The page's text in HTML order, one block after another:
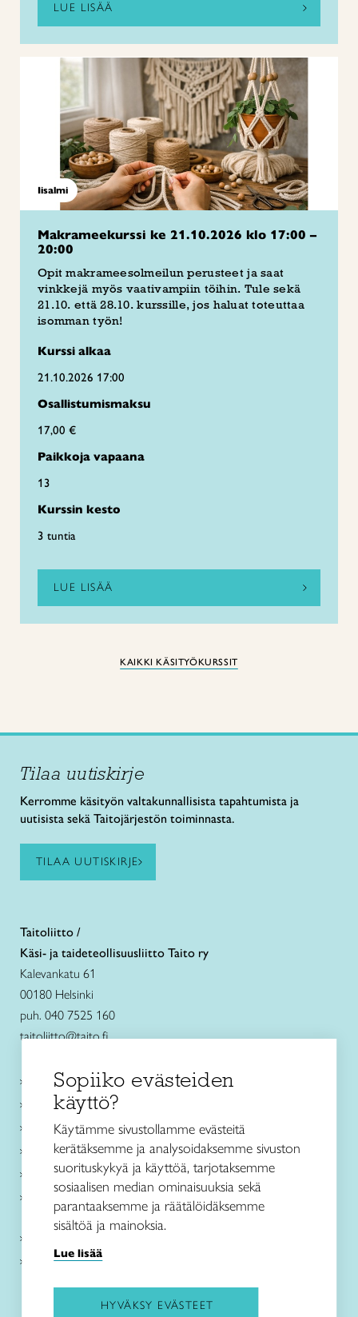
LUE LISÄÄ
Iisalmi
Makrameekurssi ke 21.10.2026 klo 17:00 –
20:00
Opit makrameesolmeilun perusteet ja saat
vinkkejä myös vaativampiin töihin. Tule sekä
21.10. että 28.10. kurssille, jos haluat toteuttaa
isomman työn!
Kurssi alkaa
21.10.2026 17:00
Osallistumismaksu
17,00 €
Paikkoja vapaana
13
Kurssin kesto
3 tuntia
LUE LISÄÄ
KAIKKI KÄSITYÖKURSSIT
Tilaa uutiskirje
Kerromme käsityön valtakunnallisista tapahtumista ja
uutisista sekä Taitojärjestön toiminnasta.
TILAA UUTISKIRJE
Taitoliitto /
Käsi- ja taideteollisuusliitto Taito ry
Kalevankatu 61
00180 Helsinki
puh. 040 7525 160
taitoliitto@taito.fi
Käsityökurssit ja koulutus
Ajankohtaista
Käsityöohjeet
Me olemme Taito
Paikallinen toiminta
Verkkokaupat
Kirjaudu Arviin
Kirjaudu Taitocampukseen
Sopiiko evästeiden
käyttö?
Käytämme sivustollamme evästeitä
kerätäksemme ja analysoidaksemme sivuston
suorituskykyä ja käyttöä, tarjotaksemme
sosiaalisen median ominaisuuksia sekä
parantaaksemme ja räätälöidäksemme
sisältöä ja mainoksia.
Lue lisää
HYVÄKSY EVÄSTEET